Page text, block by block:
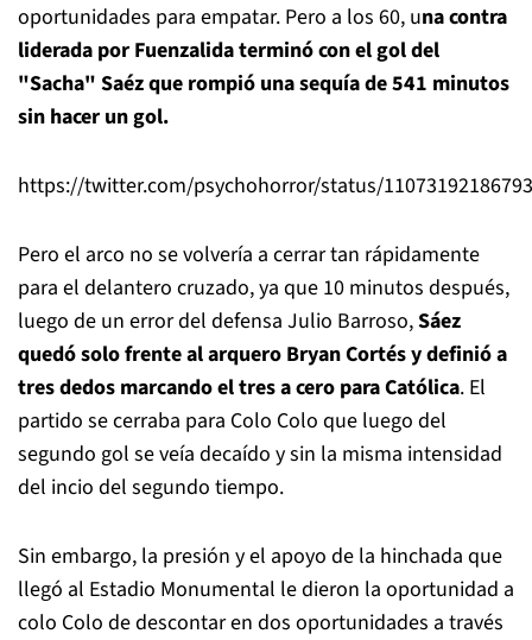
oportunidades para empatar. Pero a los 60, una contra
liderada por Fuenzalida terminó con el gol del
"Sacha" Saéz que rompió una sequía de 541 minutos
sin hacer un gol.
https://twitter.com/psychohorror/status/
Pero el arco no se volvería a cerrar tan rápidamente
para el delantero cruzado, ya que 10 minutos después,
luego de un error del defensa Julio Barroso,Sáez
quedó solo frente al arquero Bryan Cortés y definió a
tres dedos marcando el tres a cero para Católica. El
partido se cerraba para Colo Colo que luego del
segundo gol se veía decaído y sin la misma intensidad
del incio del segundo tiempo.
Sin embargo, la presión y el apoyo de la hinchada que
llegó al Estadio Monumental le dieron la oportunidad a
colo Colo de descontar en dos oportunidades a través